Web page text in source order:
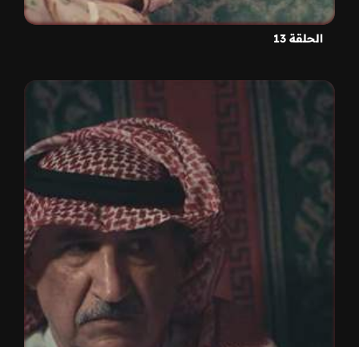
الحلقة 13